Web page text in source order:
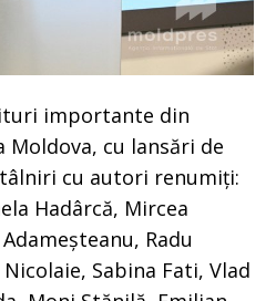
importante din
Moldova, cu lansări de
cu autori renumiți:
Hadârcă, Mircea
Radu
Sabina Fati, Vlad